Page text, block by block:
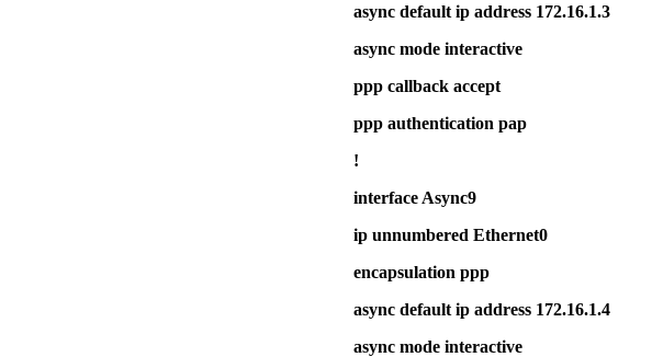
async default ip address 172.16.1.3
async mode interactive
ppp callback accept
ppp authentication pap
!
interface Async9
ip unnumbered Ethernet0
encapsulation ppp
async default ip address 172.16.1.4
async mode interactive